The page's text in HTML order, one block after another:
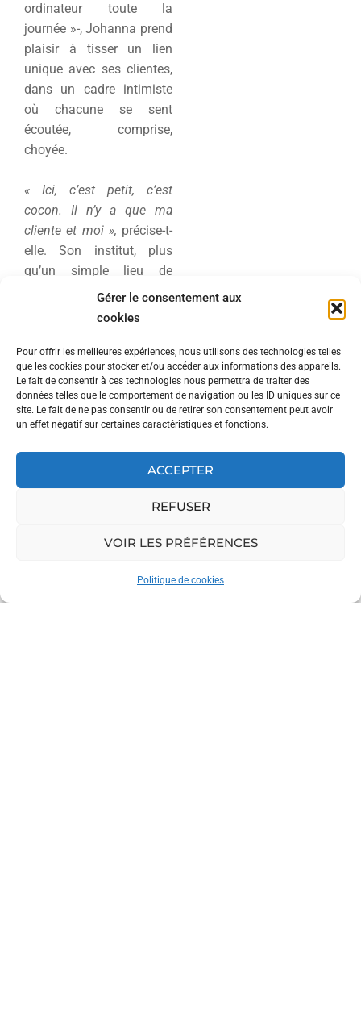
Gérer le consentement aux
cookies
Pour offrir les meilleures expériences, nous utilisons des technologies telles
que les cookies pour stocker et/ou accéder aux informations des appareils.
Le fait de consentir à ces technologies nous permettra de traiter des
données telles que le comportement de navigation ou les ID uniques sur ce
site. Le fait de ne pas consentir ou de retirer son consentement peut avoir
un effet négatif sur certaines caractéristiques et fonctions.
ACCEPTER
REFUSER
VOIR LES PRÉFÉRENCES
Politique de cookies
ordinateur toute la
journée »-, Johanna prend
plaisir à tisser un lien
unique avec ses clientes,
dans un cadre intimiste
où chacune se sent
écoutée, comprise,
choyée.
« Ici, c’est petit, c’est
cocon. Il n’y a que ma
cliente et moi », précise-t-
elle. Son institut, plus
qu’un simple lieu de
soins, a été conçu comme
un espace de lâcher-prise,
souffler, loin des charges
mentales du quotidien : «
C’est leur moment, et c’est
ça qui me motive »,
explique-t-elle, ne cachant
pas être elle aussi passée
par des périodes
compliquées en tant que
félicite de travailler